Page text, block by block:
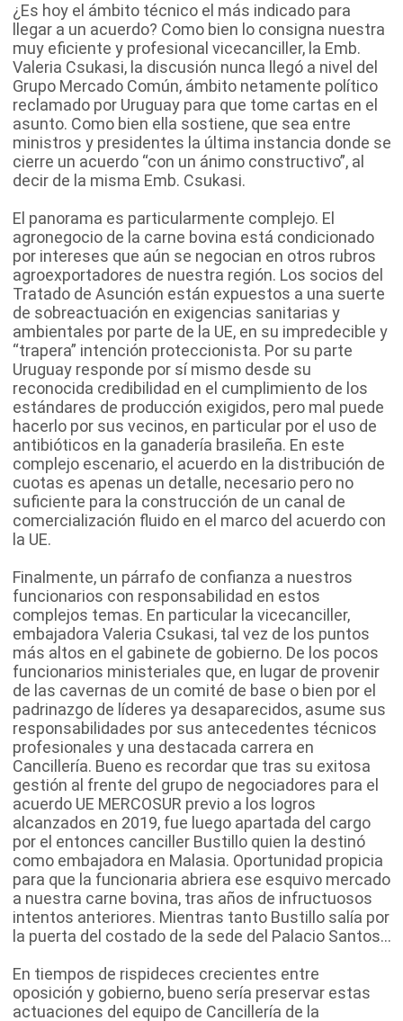
¿Es hoy el ámbito técnico el más indicado para
llegar a un acuerdo? Como bien lo consigna nuestra
muy eficiente y profesional vicecanciller, la Emb.
Valeria Csukasi, la discusión nunca llegó a nivel del
Grupo Mercado Común, ámbito netamente político
reclamado por Uruguay para que tome cartas en el
asunto. Como bien ella sostiene, que sea entre
ministros y presidentes la última instancia donde se
cierre un acuerdo “con un ánimo constructivo”, al
decir de la misma Emb. Csukasi.
El panorama es particularmente complejo. El
agronegocio de la carne bovina está condicionado
por intereses que aún se negocian en otros rubros
agroexportadores de nuestra región. Los socios del
Tratado de Asunción están expuestos a una suerte
de sobreactuación en exigencias sanitarias y
ambientales por parte de la UE, en su impredecible y
“trapera” intención proteccionista. Por su parte
Uruguay responde por sí mismo desde su
reconocida credibilidad en el cumplimiento de los
estándares de producción exigidos, pero mal puede
hacerlo por sus vecinos, en particular por el uso de
antibióticos en la ganadería brasileña. En este
complejo escenario, el acuerdo en la distribución de
cuotas es apenas un detalle, necesario pero no
suficiente para la construcción de un canal de
comercialización fluido en el marco del acuerdo con
la UE.
Finalmente, un párrafo de confianza a nuestros
funcionarios con responsabilidad en estos
complejos temas. En particular la vicecanciller,
embajadora Valeria Csukasi, tal vez de los puntos
más altos en el gabinete de gobierno. De los pocos
funcionarios ministeriales que, en lugar de provenir
de las cavernas de un comité de base o bien por el
padrinazgo de líderes ya desaparecidos, asume sus
responsabilidades por sus antecedentes técnicos
profesionales y una destacada carrera en
Cancillería. Bueno es recordar que tras su exitosa
gestión al frente del grupo de negociadores para el
acuerdo UE MERCOSUR previo a los logros
alcanzados en 2019, fue luego apartada del cargo
por el entonces canciller Bustillo quien la destinó
como embajadora en Malasia. Oportunidad propicia
para que la funcionaria abriera ese esquivo mercado
a nuestra carne bovina, tras años de infructuosos
intentos anteriores. Mientras tanto Bustillo salía por
la puerta del costado de la sede del Palacio Santos...
En tiempos de rispideces crecientes entre
oposición y gobierno, bueno sería preservar estas
actuaciones del equipo de Cancillería de la